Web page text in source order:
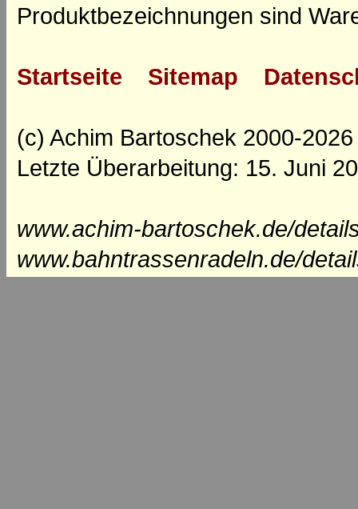
Produktbezeichnungen sind
Startseite Sitemap
(c) Achim Bartoschek 2000-2026
Letzte Überarbeitung: 15. Juni
www.achim-bartoschek.de/
www.bahntrassenradeln.de/